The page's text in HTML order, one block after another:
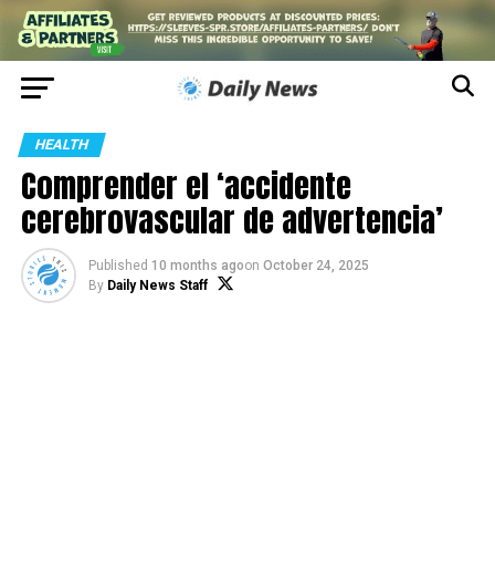
HEALTH
Comprender el ‘accidente
cerebrovascular de advertencia’
Published 10 months agoon October 24, 2025
By Daily News Staff